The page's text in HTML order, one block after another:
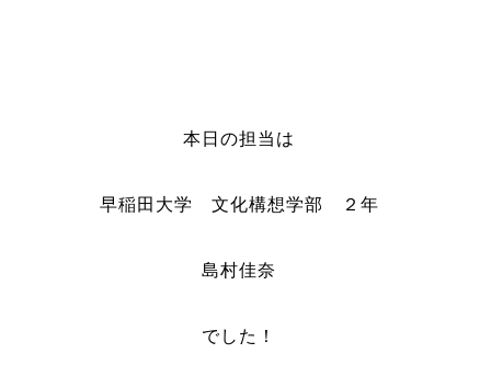
本日の担当は
早稲田大学 文化構想学部 ２年
島村佳奈
でした！